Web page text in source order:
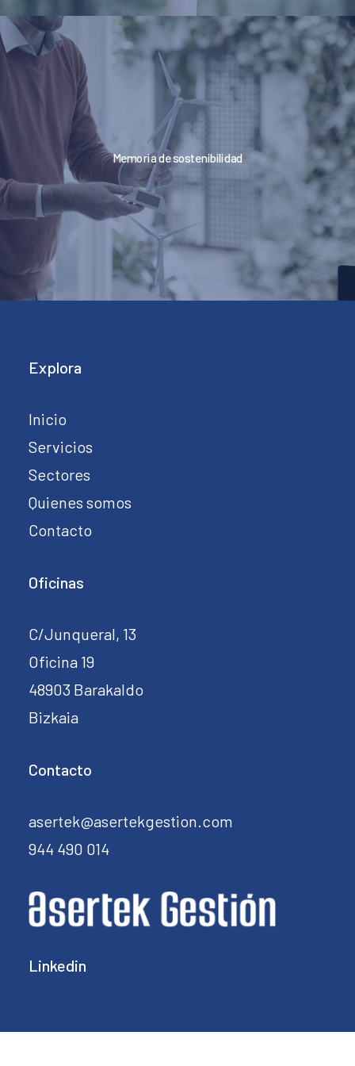
Memoria de sostenibilidad
Linkedin
Explora
Inicio
Servicios
Sectores
Quienes somos
Contacto
Oficinas
C/Junqueral, 13
Oficina 19
48903 Barakaldo
Bizkaia
Contacto
asertek@asertekgestion.com
944 490 014